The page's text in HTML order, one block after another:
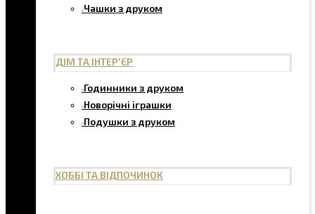
Чашки з друком
ДІМ ТА ІНТЕР'ЄР
Годинники з друком
Новорічні іграшки
Подушки з друком
ХОББІ ТА ВІДПОЧИНОК